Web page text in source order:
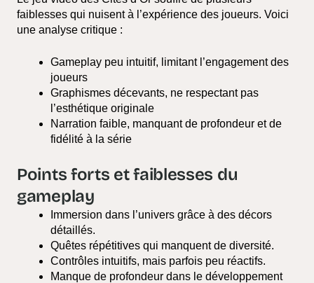
faiblesses qui nuisent à l’expérience des joueurs. Voici
une analyse critique :
Gameplay peu intuitif, limitant l’engagement des
joueurs
Graphismes décevants, ne respectant pas
l’esthétique originale
Narration faible, manquant de profondeur et de
fidélité à la série
Points forts et faiblesses du
gameplay
Immersion dans l’univers grâce à des décors
détaillés.
Quêtes répétitives qui manquent de diversité.
Contrôles intuitifs, mais parfois peu réactifs.
Manque de profondeur dans le développement